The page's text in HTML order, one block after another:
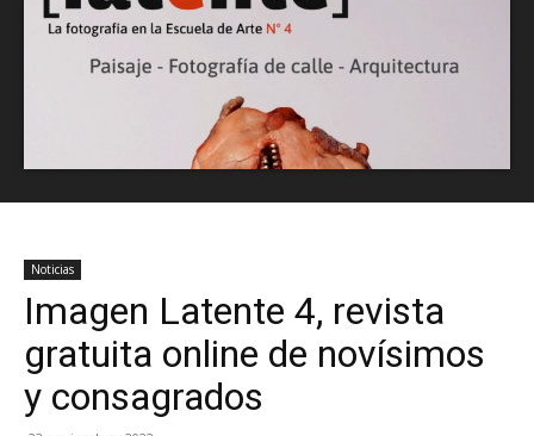
Noticias
Imagen Latente 4, revista
gratuita online de novísimos
y consagrados